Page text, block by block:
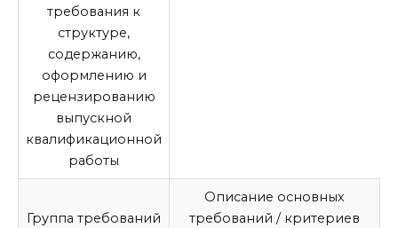
требования к
структуре,
содержанию,
оформлению и
рецензированию
выпускной
квалификационной
работы
Группа требований
Описание основных
требований / критериев